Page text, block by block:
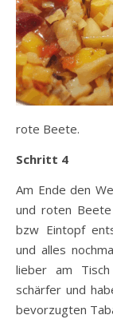
rote Beete.
Schritt 4
Am Ende den
und roten
bzw Eintopf
und alles
lieber am
schärfer und
bevorzugten